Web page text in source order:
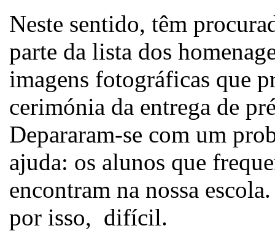
Neste sentido, têm
parte da lista dos
imagens fotográficas que
cerimónia da entrega de
Depararam-se com um
ajuda: os alunos que
encontram na nossa
por isso, difícil.